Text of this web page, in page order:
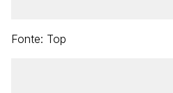
Fonte: Top